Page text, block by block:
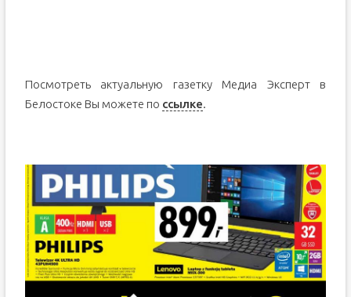
Посмотреть актуальную газетку Медиа Эксперт в
Белостоке Вы можете по ссылке.